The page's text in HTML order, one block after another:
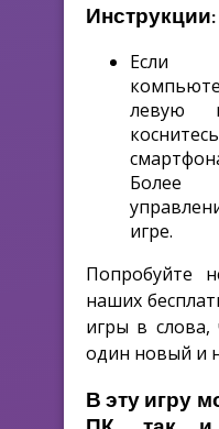
Инструкции:
Если
левую
Более
игре.
Попробуйте
наших
игры в
один новый и
В эту игру